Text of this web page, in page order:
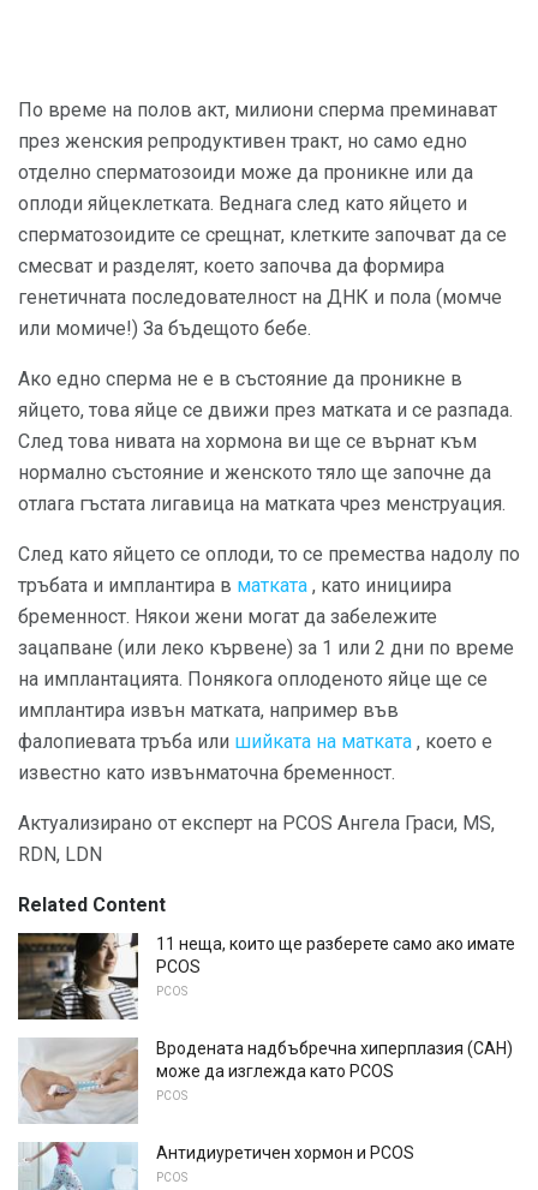
По време на полов акт, милиони сперма преминават
през женския репродуктивен тракт, но само едно
отделно сперматозоиди може да проникне или да
оплоди яйцеклетката. Веднага след като яйцето и
сперматозоидите се срещнат, клетките започват да се
смесват и разделят, което започва да формира
генетичната последователност на ДНК и пола (момче
или момиче!) За бъдещото бебе.
Ако едно сперма не е в състояние да проникне в
яйцето, това яйце се движи през матката и се разпада.
След това нивата на хормона ви ще се върнат към
нормално състояние и женското тяло ще започне да
отлага гъстата лигавица на матката чрез менструация.
След като яйцето се оплоди, то се премества надолу по
тръбата и имплантира в матката , като инициира
бременност. Някои жени могат да забележите
зацапване (или леко кървене) за 1 или 2 дни по време
на имплантацията. Понякога оплоденото яйце ще се
имплантира извън матката, например във
фалопиевата тръба или шийката на матката , което е
известно като извънматочна бременност.
Актуализирано от експерт на PCOS Ангела Граси, MS,
RDN, LDN
Related Content
11 неща, които ще разберете само ако имате
PCOS
PCOS
Вродената надбъбречна хиперплазия (CAH)
може да изглежда като PCOS
PCOS
Антидиуретичен хормон и PCOS
PCOS